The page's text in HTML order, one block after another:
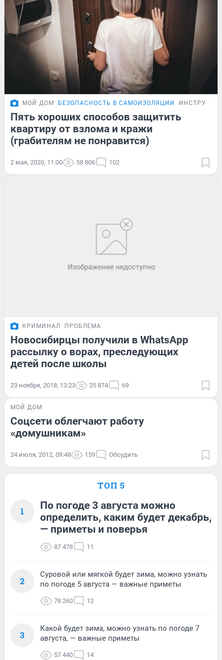
МОЙ ДОМ БЕЗОПАСНОСТЬ В САМОИЗОЛЯЦИИ
Пять хороших способов защитить
квартиру от взлома и кражи
(грабителям не понравится)
2 мая, 2020, 11:00 58 806 102
КРИМИНАЛ ПРОБЛЕМА
Новосибирцы получили в WhatsApp
рассылку о ворах, преследующих
детей после школы
23 ноября, 2018, 13:23 25 874 69
МОЙ ДОМ
Соцсети облегчают работу
«домушникам»
24 июля, 2012, 09:48 159 Обсудить
ТОП 5
1
По погоде 3 августа можно
определить, каким будет декабрь,
— приметы и поверья
87 478 11
2
Суровой или мягкой будет зима, можно узнать
по погоде 5 августа — важные приметы
78 260 12
3
Какой будет зима, можно узнать по погоде 7
августа, — важные приметы
57 440 14